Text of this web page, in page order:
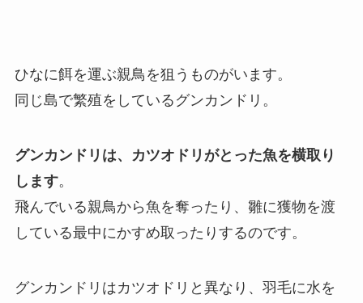
ひなに餌を運ぶ親鳥を狙うものがいます。
同じ島で繁殖をしているグンカンドリ。
グンカンドリは、カツオドリがとった魚を横取り
します。
飛んでいる親鳥から魚を奪ったり、雛に獲物を渡
している最中にかすめ取ったりするのです。
グンカンドリはカツオドリと異なり、羽毛に水を